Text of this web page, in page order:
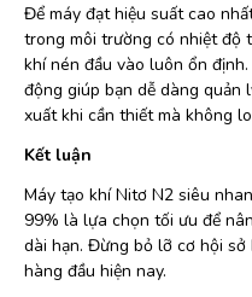
Để máy đạt hiệu suất cao
trong môi trường có nhiệt độ
khí nén đầu vào luôn ổn
động giúp bạn dễ dàng quản
xuất khi cần thiết mà không
Kết luận
Máy tạo khí Nitơ N2 siêu
99% là lựa chọn tối ưu để
dài hạn. Đừng bỏ lỡ cơ hội
hàng đầu hiện nay.